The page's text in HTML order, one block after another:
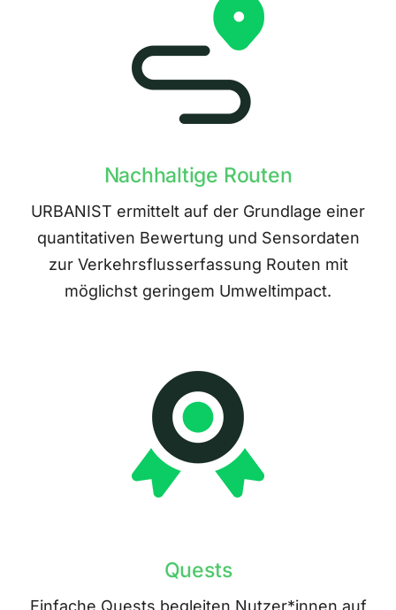
Nachhaltige Routen
URBANIST ermittelt auf der Grundlage einer
quantitativen Bewertung und Sensordaten
zur Verkehrsflusserfassung Routen mit
möglichst geringem Umweltimpact.
Quests
Einfache Quests begleiten Nutzer*innen auf